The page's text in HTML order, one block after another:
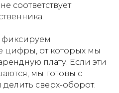
соответствует
цифры, от которых мы
плату. Если эти
мы готовы с
сверх-оборот.